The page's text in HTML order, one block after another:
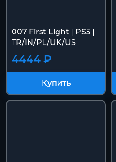
007 First Light | PS5 |
TR/IN/PL/UK/US
4444 ₽
Купить